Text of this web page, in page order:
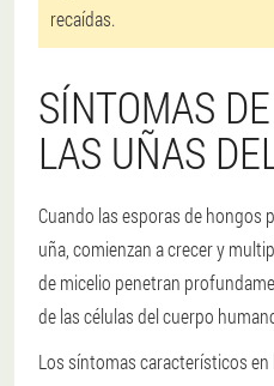
recaídas.
SÍNTOMAS
LAS UÑAS
Cuando las esporas de hongos
uña, comienzan a crecer y
de micelio penetran
de las células del cuerpo
Los síntomas característicos en